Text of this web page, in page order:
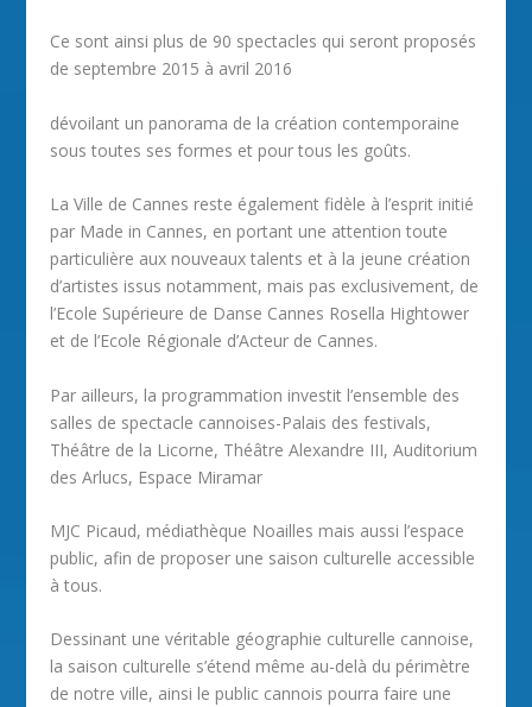
Ce sont ainsi plus de 90 spectacles qui seront proposés
de septembre 2015 à avril 2016
dévoilant un panorama de la création contemporaine
sous toutes ses formes et pour tous les goûts.
La Ville de Cannes reste également fidèle à l’esprit initié
par Made in Cannes, en portant une attention toute
particulière aux nouveaux talents et à la jeune création
d’artistes issus notamment, mais pas exclusivement, de
l’Ecole Supérieure de Danse Cannes Rosella Hightower
et de l’Ecole Régionale d’Acteur de Cannes.
Par ailleurs, la programmation investit l’ensemble des
salles de spectacle cannoises-Palais des festivals,
Théâtre de la Licorne, Théâtre Alexandre III, Auditorium
des Arlucs, Espace Miramar
MJC Picaud, médiathèque Noailles mais aussi l’espace
public, afin de proposer une saison culturelle accessible
à tous.
Dessinant une véritable géographie culturelle cannoise,
la saison culturelle s’étend même au-delà du périmètre
de notre ville, ainsi le public cannois pourra faire une